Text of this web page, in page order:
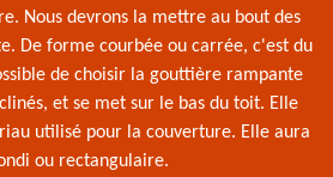
Nous devrons la mettre au bout des
De forme courbée ou carrée, c'est du
de choisir la gouttière rampante
et se met sur le bas du toit. Elle
utilisé pour la couverture. Elle aura
ou rectangulaire.